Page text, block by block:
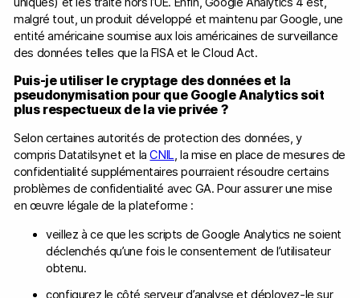
malgré tout, un produit développé et maintenu par Google, une
entité américaine soumise aux lois américaines de surveillance
des données telles que la FISA et le Cloud Act.
Puis-je utiliser le cryptage des données et la
pseudonymisation pour que Google Analytics soit
plus respectueux de la vie privée ?
Selon certaines autorités de protection des données, y
compris Datatilsynet et laCNIL, la mise en place de mesures de
confidentialité supplémentaires pourraient résoudre certains
problèmes de confidentialité avec GA. Pour assurer une mise
en œuvre légale de la plateforme :
veillez à ce que les scripts de Google Analytics ne soient
déclenchés qu’une fois le consentement de l’utilisateur
obtenu.
configurez le côté serveur d’analyse et déployez-le sur